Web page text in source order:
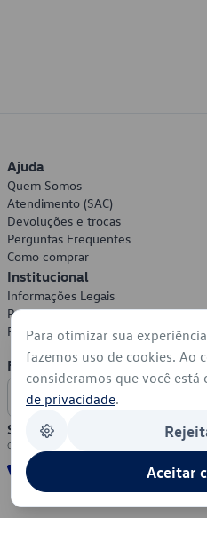
Ajuda
Quem Somos
Atendimento (SAC)
Devoluções e trocas
Perguntas Frequentes
Como comprar
Institucional
Informações Legais
Política de Privacidade
Política de Cookies
Formas de Pagamento
Segurança
Para otimizar sua
fazemos uso de cookies. Ao
consideramos que você está
de privacidade.
Aceitar